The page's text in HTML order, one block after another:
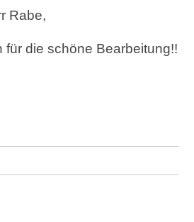
Rabe,
für die schöne Bearbeitung!!